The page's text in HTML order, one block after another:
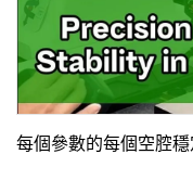
每個參數的每個空腔